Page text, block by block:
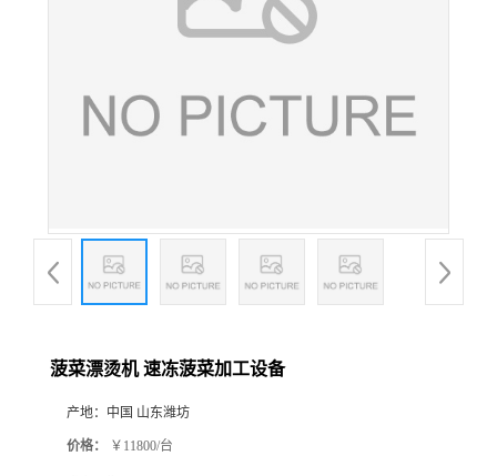
菠菜漂烫机 速冻菠菜加工设备
产地： 中国 山东潍坊
价格： ￥11800/台